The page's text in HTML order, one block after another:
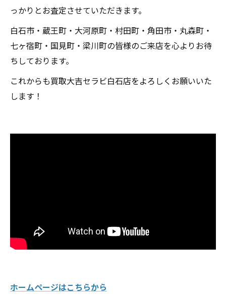
っかりとお査定させていただきます。
白石市・蔵王町・大河原町・村田町・角田市・丸森町・
七ヶ宿町・国見町・梁川町の皆様のご来店を心よりお待
ちしております。
これからも買取大吉セラビ白石店をよろしくお願いいた
します！
ホームページはこちらから